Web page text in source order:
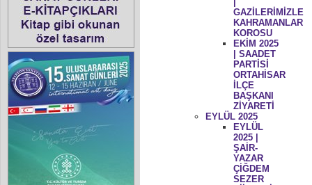
GAZİLERİMİZLE
KAHRAMANLAR
KOROSU
EKİM 2025
| SAADET
PARTİSİ
ORTAHİSAR
İLÇE
BAŞKANI
ZİYARETİ
EYLÜL 2025
EYLÜL
2025 |
ŞAİR-
YAZAR
ÇİĞDEM
SEZER